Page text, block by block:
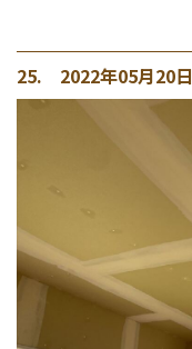
25. 2022年05月20日